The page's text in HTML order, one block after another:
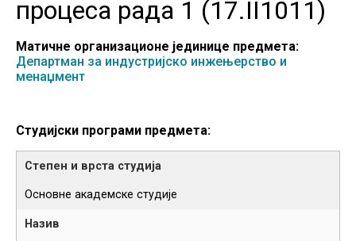
процеса рада 1 (17.II1011)
Матичне организационе јединице предмета:
Департман за индустријско инжењерство и
менаџмент
Студијски програми предмета:
Основне академске студије